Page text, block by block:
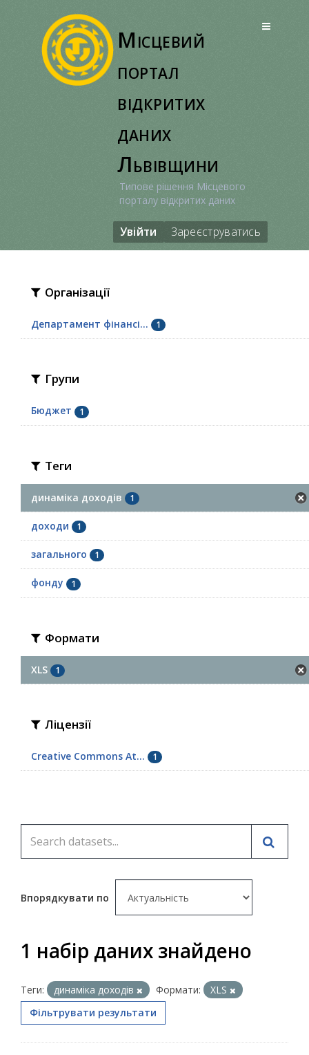
Місцевий
портал
відкритих
даних
Львівщини
Типове рішення Місцевого
порталу відкритих даних
Увійти Зареєструватись
Організації
Департамент фінансі... 1
Групи
Бюджет 1
Теги
динаміка доходів 1
доходи 1
загального 1
фонду 1
Формати
XLS 1
Ліцензії
Creative Commons At... 1
Впорядкувати по
1 набір даних знайдено
Теги: динаміка доходів Формати:
XLS
Фільтрувати результати